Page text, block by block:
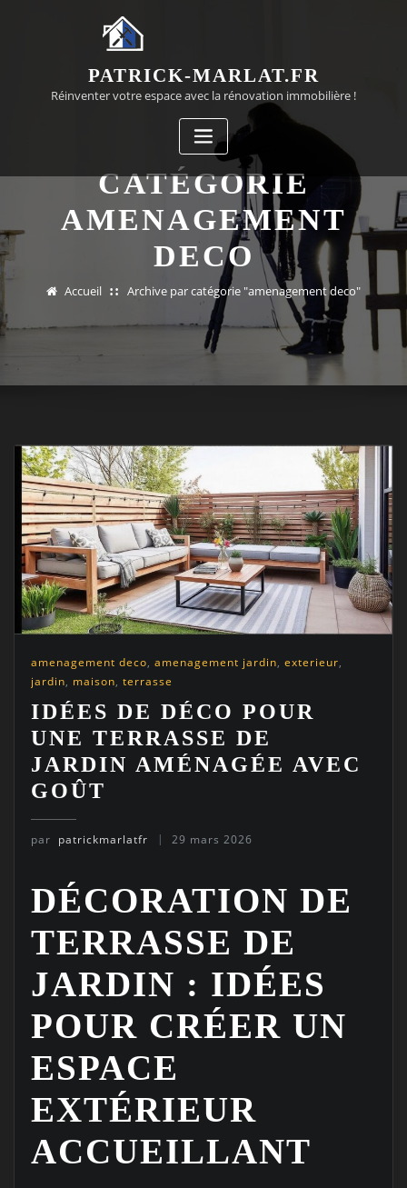
PATRICK-MARLAT.FR
Réinventer votre espace avec la rénovation immobilière !
CATÉGORIE
AMENAGEMENT
DECO
Accueil Archive par catégorie "amenagement deco"
amenagement deco, amenagement jardin, exterieur,
jardin, maison, terrasse
IDÉES DE DÉCO POUR
UNE TERRASSE DE
JARDIN AMÉNAGÉE AVEC
GOÛT
par patrickmarlatfr 29 mars 2026
DÉCORATION DE
TERRASSE DE
JARDIN : IDÉES
POUR CRÉER UN
ESPACE
EXTÉRIEUR
ACCUEILLANT